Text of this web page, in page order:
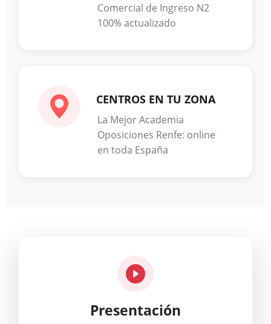
Comercial de Ingreso N2
100% actualizado
CENTROS EN TU ZONA
La Mejor Academia
Oposiciones Renfe: online
en toda España
Presentación